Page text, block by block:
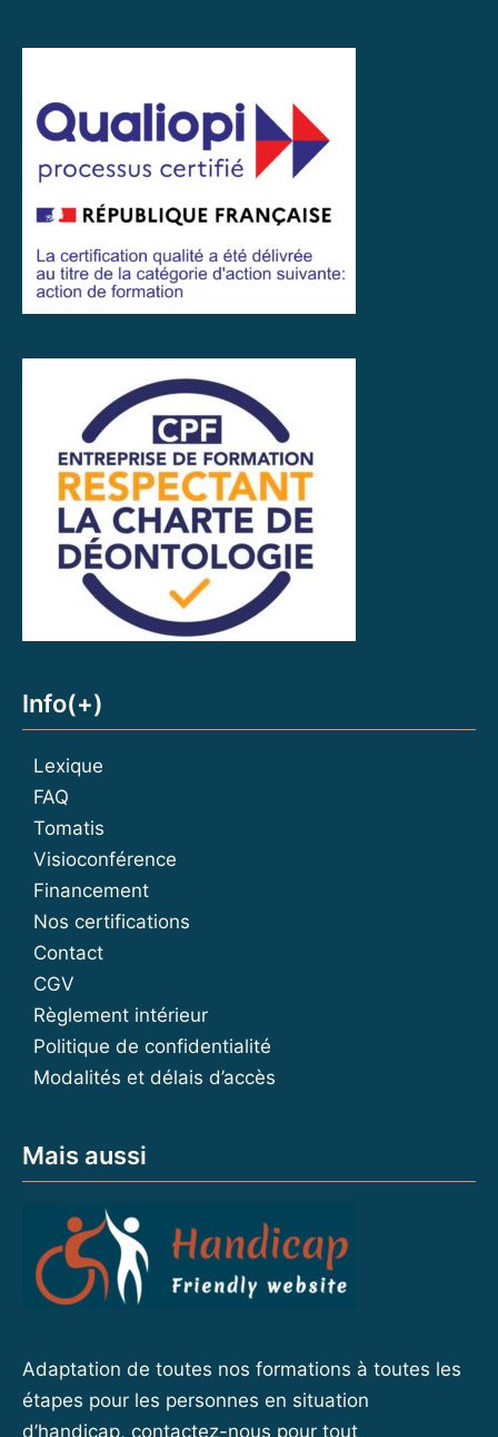
Info(+)
Lexique
FAQ
Tomatis
Visioconférence
Financement
Nos certifications
Contact
CGV
Règlement intérieur
Politique de confidentialité
Modalités et délais d’accès
Mais aussi
Adaptation de toutes nos formations à toutes les
étapes pour les personnes en situation
d’handicap, contactez-nous pour tout